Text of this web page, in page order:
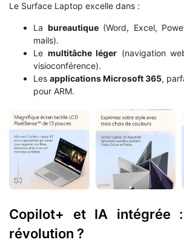
Le Surface Laptop excelle dans :
La bureautique(Word, Excel,
mails).
Le multitâche léger (navigation
visioconférence).
Les applications Microsoft 365,
pour ARM.
Copilot+ et IA intégrée
révolution ?